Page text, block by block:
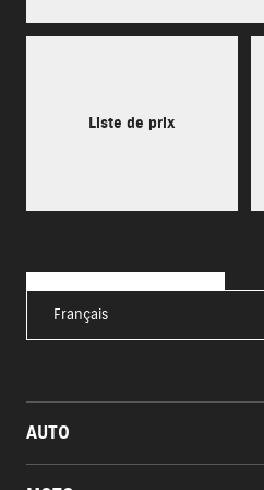
Liste de prix
Français
AUTO